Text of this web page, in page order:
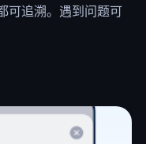
可追溯。遇到问题可